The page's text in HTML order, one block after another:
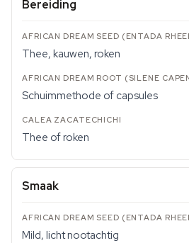
Bereiding
Thee, kauwen, roken
Schuimmethode of capsules
Thee of roken
Smaak
Mild, licht nootachtig